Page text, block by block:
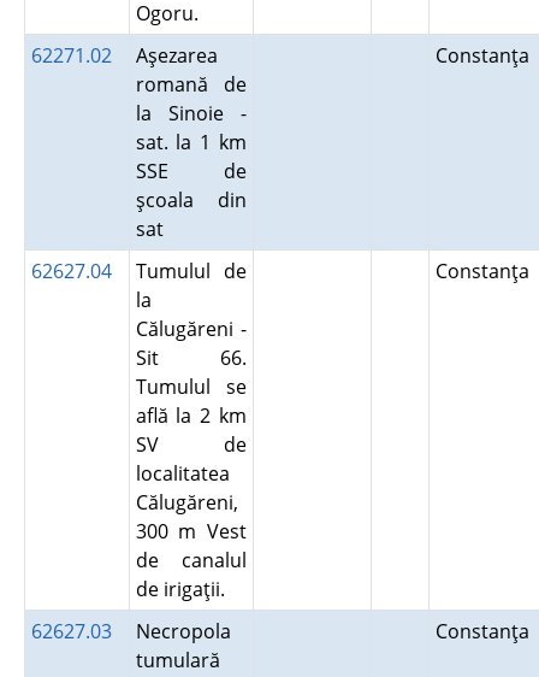
Ogoru.
62271.02
Aşezarea
romană de
la Sinoie -
sat. la 1 km
SSE de
şcoala din
sat
Constanţa
62627.04
Tumulul de
la
Călugăreni -
Sit 66.
Tumulul se
află la 2 km
SV de
localitatea
Călugăreni,
300 m Vest
de canalul
de irigaţii.
Constanţa
62627.03
Necropola
tumulară
Constanţa